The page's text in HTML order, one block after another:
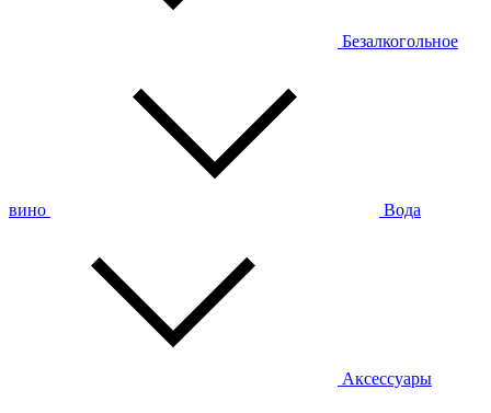
Безалкогольное
вино Вода
Аксессуары